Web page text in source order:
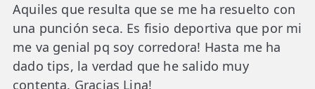
Aquiles que resulta que se me ha resuelto con
una punción seca. Es fisio deportiva que por mi
me va genial pq soy corredora! Hasta me ha
dado tips, la verdad que he salido muy
contenta. Gracias Lina!